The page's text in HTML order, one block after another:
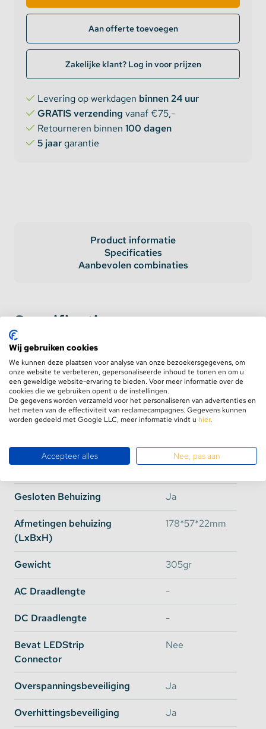
Aan offerte toevoegen
Zakelijke klant? Log in voor prijzen
Levering op werkdagen binnen 24 uur
GRATIS verzending vanaf €75,-
Retourneren binnen 100 dagen
5 jaargarantie
Product informatie
Specificaties
Aanbevolen combinaties
Specificaties
AC Input
50-60 hz
DC Output Voltage 24 Volt
DC Output Ampere 2.5 Ampere
Gesloten Behuizing Ja
Afmetingen behuizing
(LxBxH)
178*57*22mm
Gewicht 305gr
AC Draadlengte -
DC Draadlengte -
Bevat LEDStrip
Connector
Nee
Overspanningsbeveiliging Ja
Overhittingsbeveiliging Ja
Wij gebruiken cookies
We kunnen deze plaatsen voor analyse van onze bezoekersgegevens, om
onze website te verbeteren, gepersonaliseerde inhoud te tonen en om u
een geweldige website-ervaring te bieden. Voor meer informatie over de
cookies die we gebruiken opent u de instellingen.
De gegevens worden verzameld voor het personaliseren van advertenties en
het meten van de effectiviteit van reclamecampagnes. Gegevens kunnen
worden gedeeld met Google LLC, meer informatie vindt u hier.
Accepteer alles Nee, pas aan